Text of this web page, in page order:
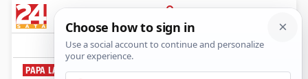
PRIJAVA
News Komentari
PAPA LAV XIV.: